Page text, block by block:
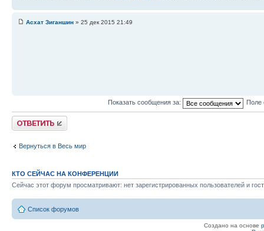
Асхат Зиганшин » 25 дек 2015 21:49
Показать сообщения за: Поле
Ответить
Вернуться в Весь мир
КТО СЕЙЧАС НА КОНФЕРЕНЦИИ
Сейчас этот форум просматривают: нет зарегистрированных пользователей и
Список форумов
Создано на основе